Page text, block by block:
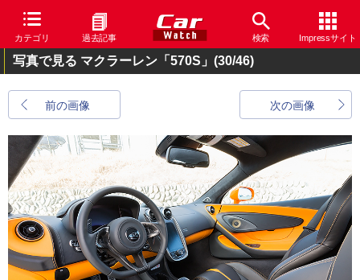
カテゴリ 過去記事 検索 Impressサイト
写真で見る マクラーレン「570S」 (30/46)
前の画像 次の画像